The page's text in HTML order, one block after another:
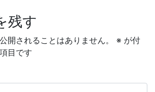
残す
開されることはありません。 ※ が付
目です